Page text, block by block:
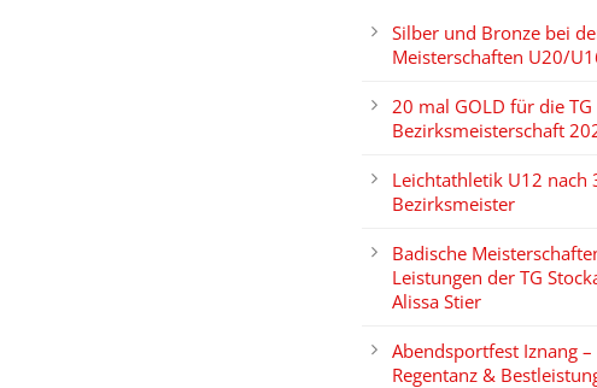
Silber und Bronze bei
Meisterschaften U20/
20 mal GOLD für die
Bezirksmeisterschaft
Leichtathletik U12 nach
Bezirksmeister
Badische
Leistungen der TG
Alissa Stier
Abendsportfest Iznang
Regentanz &